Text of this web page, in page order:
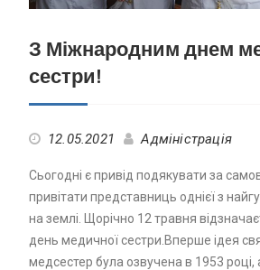
З Міжнародним днем
сестри!
12.05.2021 Адміністрація
Сьогодні є привід подякувати за
привітати представниць однієї з
на землі. Щорічно 12 травня
день медичної сестри.Вперше ідея
медсестер була озвучена в 1953 році,